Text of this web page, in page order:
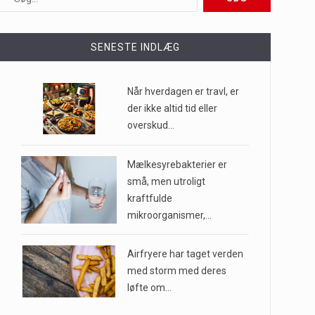
af mennesker…
til…
SENESTE INDLÆG
Når hverdagen er travl, er
der ikke altid tid eller
overskud…
Mælkesyrebakterier er
små, men utroligt
kraftfulde
mikroorganismer,…
Airfryere har taget verden
med storm med deres
løfte om…